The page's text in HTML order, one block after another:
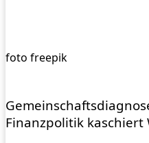
foto freepik
Finanzpolitik kaschiert